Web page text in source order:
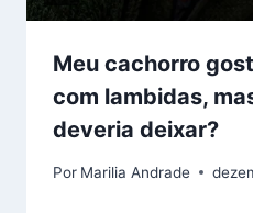
Meu cachorro
com lambidas,
deveria deixar?
Por Marilia Andrade